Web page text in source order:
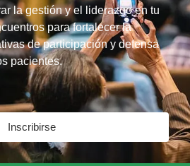
la gestión y el liderazgo en tu
para fortalecer la
de participación y defensa
pacientes.
Inscribirse